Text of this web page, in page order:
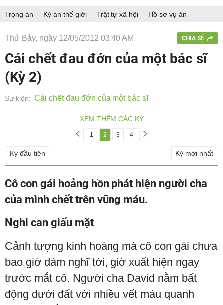
Trọng án Kỳ án thế giới Trật tự xã hội Hồ sơ vụ án
Thứ Bảy, ngày 12/05/2012 03:40 AM CHIA SẺ
Cái chết đau đớn của một bác sĩ
(Kỳ 2)
Sự kiện: Cái chết đau đớn của một bác sĩ
XEM THÊM CÁC KỲ
1 2 3 4
Kỳ đầu tiên Kỳ mới nhất
Cô con gái hoảng hồn phát hiện người cha
của mình chết trên vũng máu.
Nghi can giấu mặt
Cảnh tượng kinh hoàng mà cô con gái chưa
bao giờ dám nghĩ tới, giờ xuất hiện ngay
trước mắt cô. Người cha David nằm bất
động dưới đất với nhiều vết máu quanh